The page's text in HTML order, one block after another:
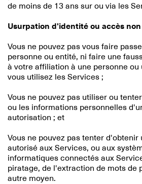
de moins de 13 ans sur ou via les
Usurpation d'identité ou accès
Vous ne pouvez pas vous faire
personne ou entité, ni faire une
à votre affiliation à une personne
vous utilisez les Services ;
Vous ne pouvez pas utiliser ou
ou les informations personnelles
autorisation ; et
Vous ne pouvez pas tenter d'obtenir
autorisé aux Services, ou aux
informatiques connectés aux
piratage, de l'extraction de mots de
autre moyen.